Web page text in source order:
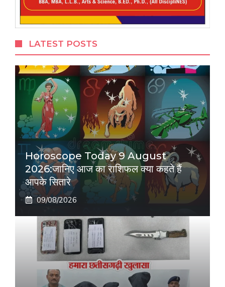
LATEST POSTS
Horoscope Today 9 August
2026:जानिए आज का राशिफल क्या कहते हैं
आपके सितारे
09/08/2026